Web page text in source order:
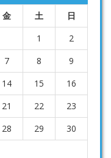
金 土
日
1
2
7 8
9
14 15
16
21 22
23
28 29
30